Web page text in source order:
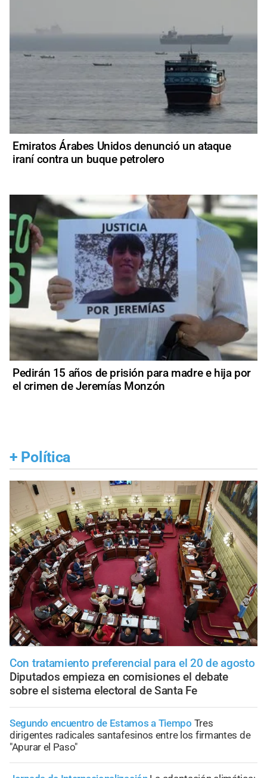
Emiratos Árabes Unidos denunció un ataque
iraní contra un buque petrolero
Pedirán 15 años de prisión para madre e hija por
el crimen de Jeremías Monzón
+ Política
Con tratamiento preferencial para el 20 de agosto
Diputados empieza en comisiones el debate
sobre el sistema electoral de Santa Fe
Segundo encuentro de Estamos a Tiempo Tres
dirigentes radicales santafesinos entre los firmantes de
"Apurar el Paso"